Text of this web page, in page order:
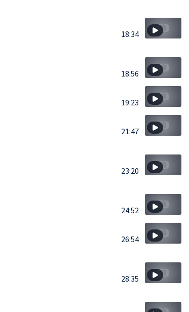
18:34
18:56
19:23
21:47
23:20
24:52
26:54
28:35